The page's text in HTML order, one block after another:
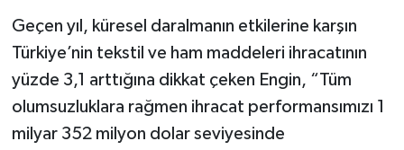
Geçen yıl, küresel daralma­nın etkilerine karşın
Türki­ye’nin tekstil ve ham madde­leri ihracatının
yüzde 3,1 arttığına dikkat çeken Engin, “Tüm
olumsuzluk­lara rağmen ihracat performansımızı 1
milyar 352 milyon dolar seviyesinde